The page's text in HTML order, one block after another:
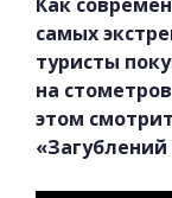
самых
туристы
на
этом
«Загублений